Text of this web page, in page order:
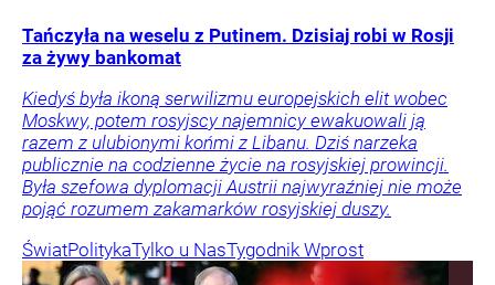
Tańczyła na weselu z Putinem. Dzisiaj robi w Rosji
za żywy bankomat
Kiedyś była ikoną serwilizmu europejskich elit wobec
Moskwy, potem rosyjscy najemnicy ewakuowali ją
razem z ulubionymi końmi z Libanu. Dziś narzeka
publicznie na codzienne życie na rosyjskiej prowincji.
Była szefowa dyplomacji Austrii najwyraźniej nie może
pojąć rozumem zakamarków rosyjskiej duszy.
ŚwiatPolitykaTylko u NasTygodnik Wprost